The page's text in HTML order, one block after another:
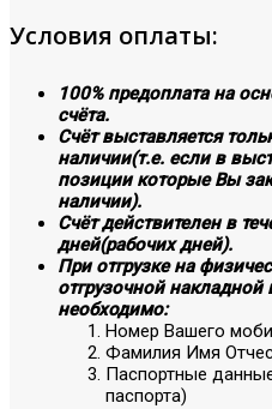
Условия оплаты:
100% предоплата на
счёта.
Счёт выставляется
наличии(т.е. если в
позиции которые Вы
наличии).
Счёт действителен в
дней(рабочих дней).
При отгрузке на
отгрузочной
необходимо:
Номер Вашего
Фамилия Имя
Паспортные
паспорта)